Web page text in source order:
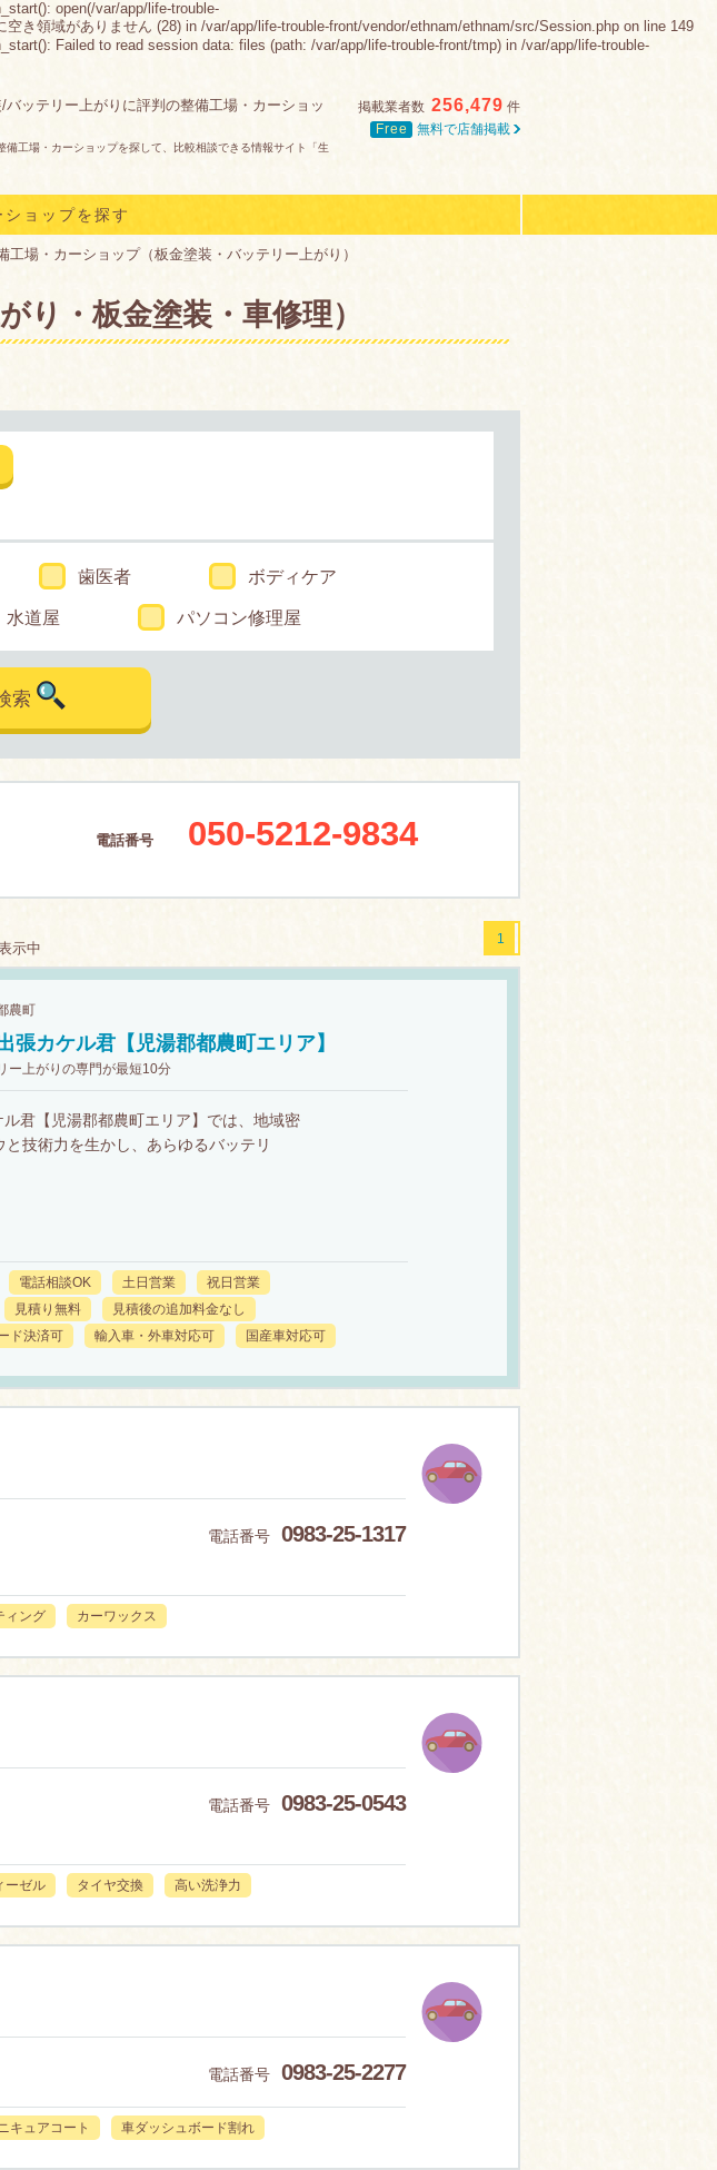
open(/var/app/life-trouble-
き領域がありません (28) in /var/app/life-trouble-front/vendor/ethnam/ethnam/src/Session.php on line 149
Failed to read session data: files (path: /var/app/life-trouble-front/tmp) in /var/app/life-trouble-
ッテリー上がりに評判の整備工場・カーショッ
備工場・カーショップを探して、比較相談できる情報サイト「生
掲載業者数 256,479 件
Free
無料で店舗掲載
ョップを探す
工場・カーショップ（板金塗装・バッテリー上がり）
り・板金塗装・車修理）
歯医者 ボディケア
水道屋 パソコン修理屋
索
電話番号 050-5212-9834
示中
1
農町
張カケル君【児湯郡都農町エリア】
ー上がりの専門が最短10分
君【児湯郡都農町エリア】では、地域密
技術力を生かし、あらゆるバッテリ
電話相談OK 土日営業
祝日営業
見積り無料
見積後の追加料金なし
ド決済可 輸入車・外車対応可 国産車対応可
電話番号 0983-25-1317
ィング カーワックス
電話番号 0983-25-0543
ーゼル タイヤ交換 高い洗浄力
電話番号 0983-25-2277
キュアコート 車ダッシュボード割れ